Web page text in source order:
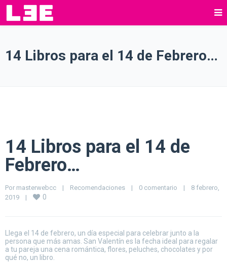
14 Libros para el 14 de Febrero…
14 Libros para el 14 de
Febrero…
Por masterwebcc | Recomendaciones | 0 comentario |
8 febrero,
2019 | 0
Llega el 14 de febrero, un día especial para celebrar junto a la
persona que más amas. San Valentín es la fecha ideal para regalar
a tu pareja una cena romántica, flores, peluches, chocolates y por
qué no, un libro.